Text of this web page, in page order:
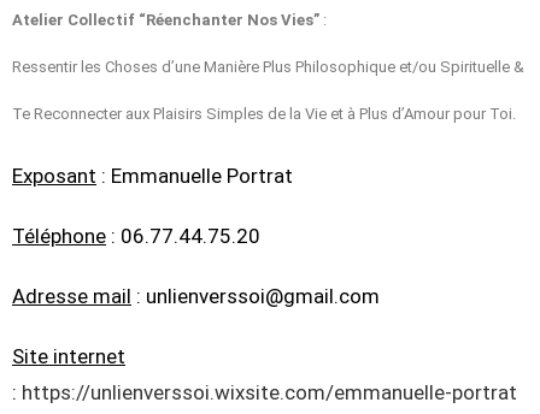
Atelier Collectif “Réenchanter Nos Vies” :
Ressentir les Choses d’une Manière Plus Philosophique et/ou Spirituelle &
Te Reconnecter aux Plaisirs Simples de la Vie et à Plus d’Amour pour Toi.
Exposant : Emmanuelle Portrat
Téléphone : 06.77.44.75.20
Adresse mail : unlienverssoi@gmail.com
Site internet
: https://unlienverssoi.wixsite.com/emmanuelle-portrat